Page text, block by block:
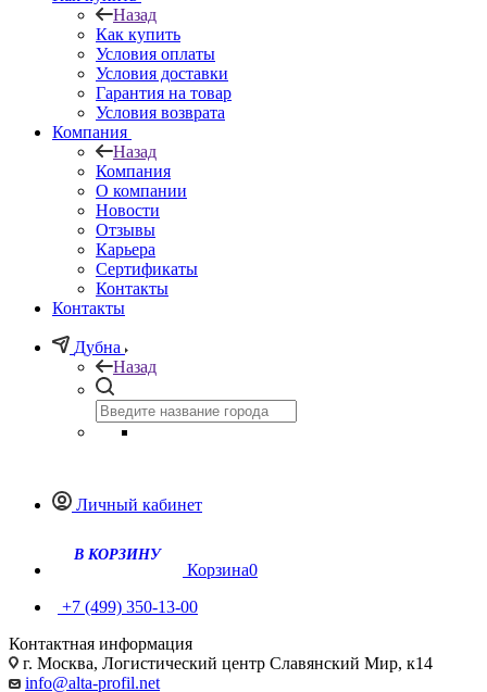
Назад
Как купить
Условия оплаты
Условия доставки
Гарантия на товар
Условия возврата
Компания
Назад
Компания
О компании
Новости
Отзывы
Карьера
Сертификаты
Контакты
Контакты
Дубна
Назад
Личный кабинет
Корзина0
+7 (499) 350-13-00
Контактная информация
г. Москва, Логистический центр Славянский Мир, к14
info@alta-profil.net